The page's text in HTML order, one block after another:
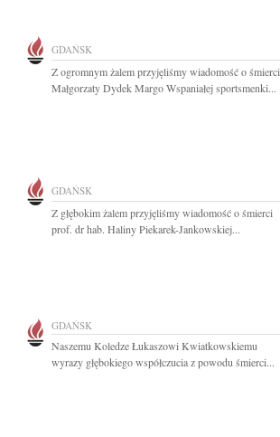
GDAŃSK
Z ogromnym żalem przyjęliśmy wiadomość o śmierci
Małgorzaty Dydek Margo Wspaniałej sportsmenki...
GDAŃSK
Z głębokim żalem przyjęliśmy wiadomość o śmierci
prof. dr hab. Haliny Piekarek-Jankowskiej...
GDAŃSK
Naszemu Koledze Łukaszowi Kwiatkowskiemu
wyrazy głębokiego współczucia z powodu śmierci...